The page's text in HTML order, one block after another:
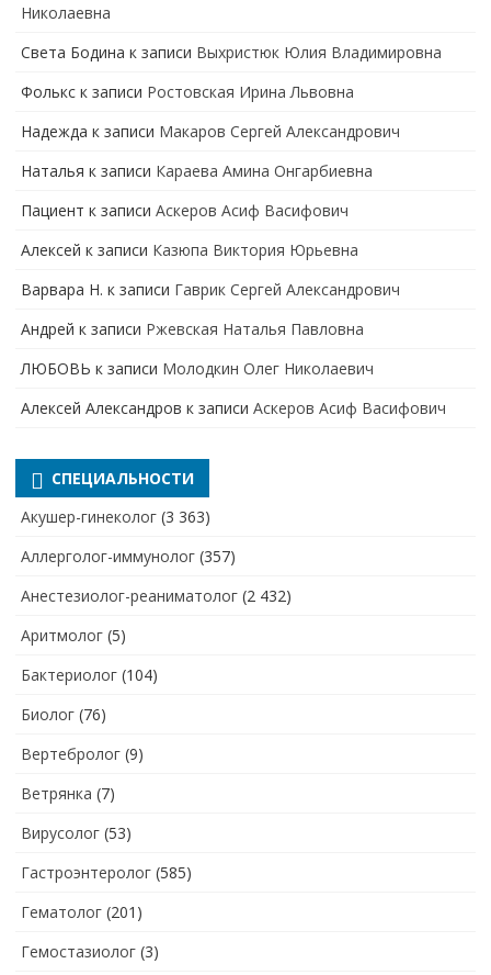
Николаевна
Света Бодина к записи Выхристюк Юлия Владимировна
Фолькс к записи Ростовская Ирина Львовна
Надежда к записи Макаров Сергей Александрович
Наталья к записи Караева Амина Онгарбиевна
Пациент к записи Аскеров Асиф Васифович
Алексей к записи Казюпа Виктория Юрьевна
Варвара Н. к записи Гаврик Сергей Александрович
Андрей к записи Ржевская Наталья Павловна
ЛЮБОВЬ к записи Молодкин Олег Николаевич
Алексей Александров к записи Аскеров Асиф Васифович
СПЕЦИАЛЬНОСТИ
Акушер-гинеколог (3 363)
Аллерголог-иммунолог (357)
Анестезиолог-реаниматолог (2 432)
Аритмолог (5)
Бактериолог (104)
Биолог (76)
Вертебролог (9)
Ветрянка (7)
Вирусолог (53)
Гастроэнтеролог (585)
Гематолог (201)
Гемостазиолог (3)